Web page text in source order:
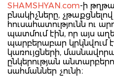
SHAMSHYAN.com-ի
բնակիչները,
հուսահատությունն ու
պատմում էին, որ այս
պարբերաբար
կառույցների,
ընկերության
սահմաններ չունի։